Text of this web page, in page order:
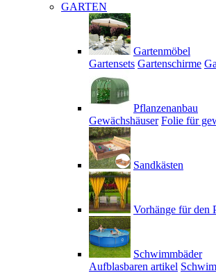
GARTEN
Gartenmöbel
Gartensets Gartenschirme
Pflanzenanbau
Gewächshäuser Folie für
Sandkästen
Vorhänge für den
Schwimmbäder
Aufblasbaren artikel